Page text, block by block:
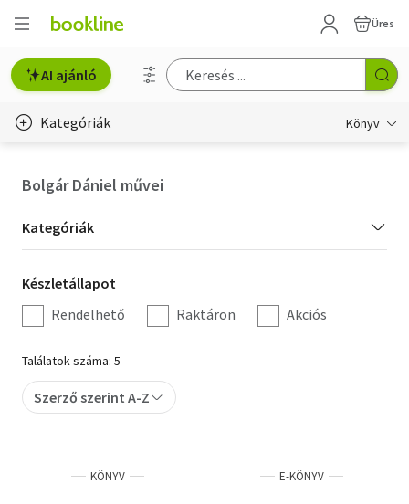
Üres
AI ajánló
Kategóriák Könyv
Hobbi, szabadidő
Irodalom
Művészet
Szakkönyv
Tankönyv, segédkönyv
Bolgár Dániel művei
Kategória
szűrés
Kategóriák
Készletállapot
szűrés
Készletállapot
Rendelhető
Raktáron Akciós
Találatok száma: 5
Szerző szerint A-Z
KÖNYV E-KÖNYV